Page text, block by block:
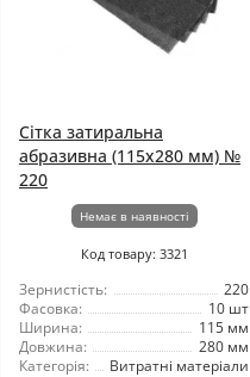
Сітка затиральна
абразивна (115x280 мм) №
220
Немає в наявності
Код товару: 3321
Зернистість:
220
Фасовка:
10 шт
Ширина:
115 мм
Довжина:
280 мм
Категорія:
Витратні матеріали